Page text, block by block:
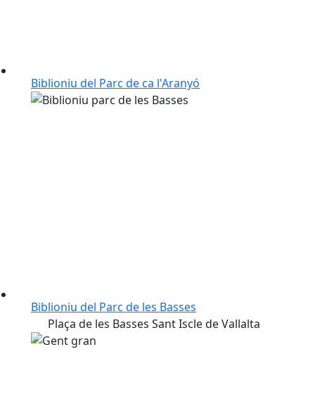
Biblioniu del Parc de ca l'Aranyó
Biblioniu del Parc de les Basses
Plaça de les Basses Sant Iscle de Vallalta